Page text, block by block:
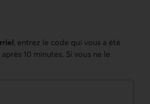
, entrez le code qui vous a été
10 minutes. Si vous ne le